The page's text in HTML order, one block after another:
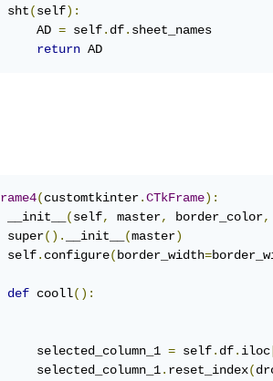
sht(self):
AD
= self. df. sheet_names
return AD
(customtkinter.CTkFrame):
__init__
(self, master, border_color,
super
(). __init__ (master)
self
. configure( border_width=
def cooll():
selected_column_1
= self. df. iloc
selected_column_1
. reset_index(